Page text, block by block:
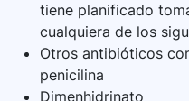
tiene planificado
cualquiera de los
Otros antibióticos
penicilina
Dimenhidrinato